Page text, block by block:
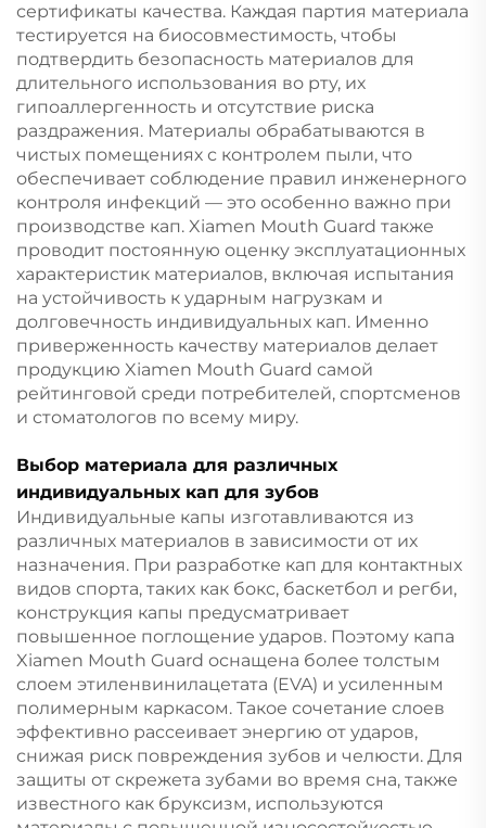
сертификаты качества. Каждая партия материала
тестируется на биосовместимость, чтобы
подтвердить безопасность материалов для
длительного использования во рту, их
гипоаллергенность и отсутствие риска
раздражения. Материалы обрабатываются в
чистых помещениях с контролем пыли, что
обеспечивает соблюдение правил инженерного
контроля инфекций — это особенно важно при
производстве кап. Xiamen Mouth Guard также
проводит постоянную оценку эксплуатационных
характеристик материалов, включая испытания
на устойчивость к ударным нагрузкам и
долговечность индивидуальных кап. Именно
приверженность качеству материалов делает
продукцию Xiamen Mouth Guard самой
рейтинговой среди потребителей, спортсменов
и стоматологов по всему миру.
Выбор материала для различных
индивидуальных кап для зубов
Индивидуальные капы изготавливаются из
различных материалов в зависимости от их
назначения. При разработке кап для контактных
видов спорта, таких как бокс, баскетбол и регби,
конструкция капы предусматривает
повышенное поглощение ударов. Поэтому капа
Xiamen Mouth Guard оснащена более толстым
слоем этиленвинилацетата (EVA) и усиленным
полимерным каркасом. Такое сочетание слоев
эффективно рассеивает энергию от ударов,
снижая риск повреждения зубов и челюсти. Для
защиты от скрежета зубами во время сна, также
известного как бруксизм, используются